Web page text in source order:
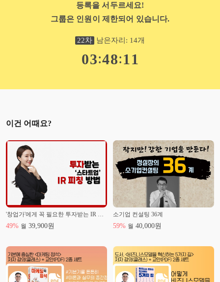
등록을 서두르세요!
그룹은 인원이 제한되어 있습니다.
22차 남은자리: 14개
03:48:1 0
이건 어때요?
'창업가'에게 꼭 필요한 투자받는 IR 피칭 비법
49% 월 39,900원
소기업 컨설팅 36계
59% 월 40,000원